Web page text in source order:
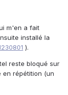
m'en a fait
installé la
).
reste bloqué sur
en répétition (un